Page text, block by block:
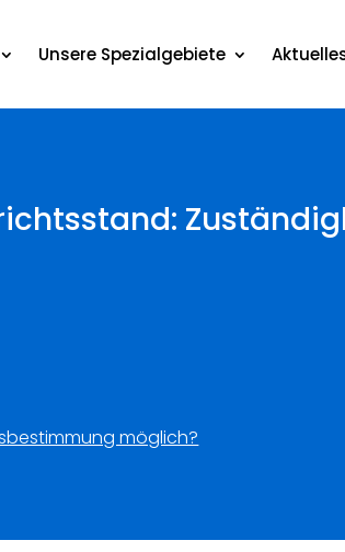
Unsere Spezialgebiete
möglich?